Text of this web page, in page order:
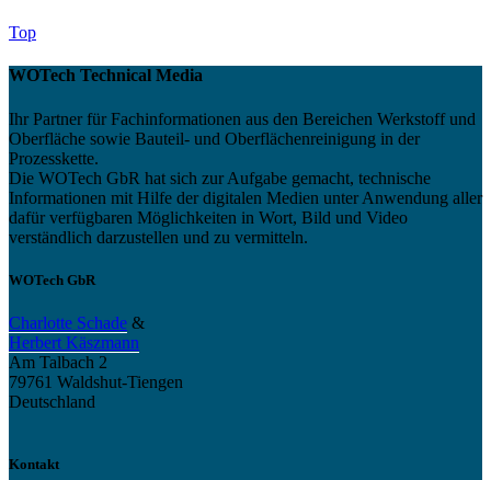
Top
WOTech Technical Media
Ihr Partner für Fachinformationen aus den Bereichen Werkstoff und
Oberfläche sowie Bauteil- und Oberflächenreinigung in der
Prozesskette.
Die WOTech GbR hat sich zur Aufgabe gemacht, technische
Informationen mit Hilfe der digitalen Medien unter Anwendung aller
dafür verfügbaren Möglichkeiten in Wort, Bild und Video
verständlich darzustellen und zu vermitteln.
WOTech GbR
Charlotte Schade &
Herbert Käszmann
Am Talbach 2
79761 Waldshut-Tiengen
Deutschland
Kontakt